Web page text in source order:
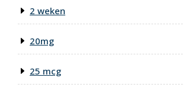
2 weken
20mg
25 mcg